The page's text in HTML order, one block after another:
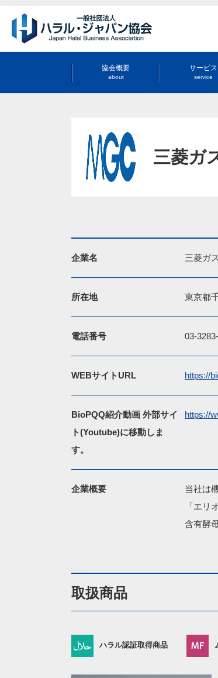
協会概要
about
サービス
service
三菱ガ
企業名 三菱ガ
所在地 東京都
電話番号 03-
WEBサイトURL https://
BioPQQ紹介動画 外部サイ
ト(Youtube)に移動しま
す。
https://
企業概要
当社は
「エリ
含有酵
取扱商品
ハラル認証取得商品